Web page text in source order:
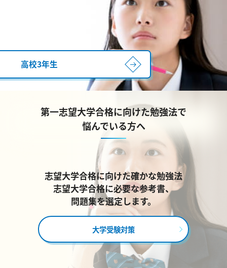
高校3年生
第一志望大学合格に向けた勉強法で
悩んでいる方へ
志望大学合格に向けた確かな勉強法
志望大学合格に必要な参考書、
問題集を選定します。
大学受験対策